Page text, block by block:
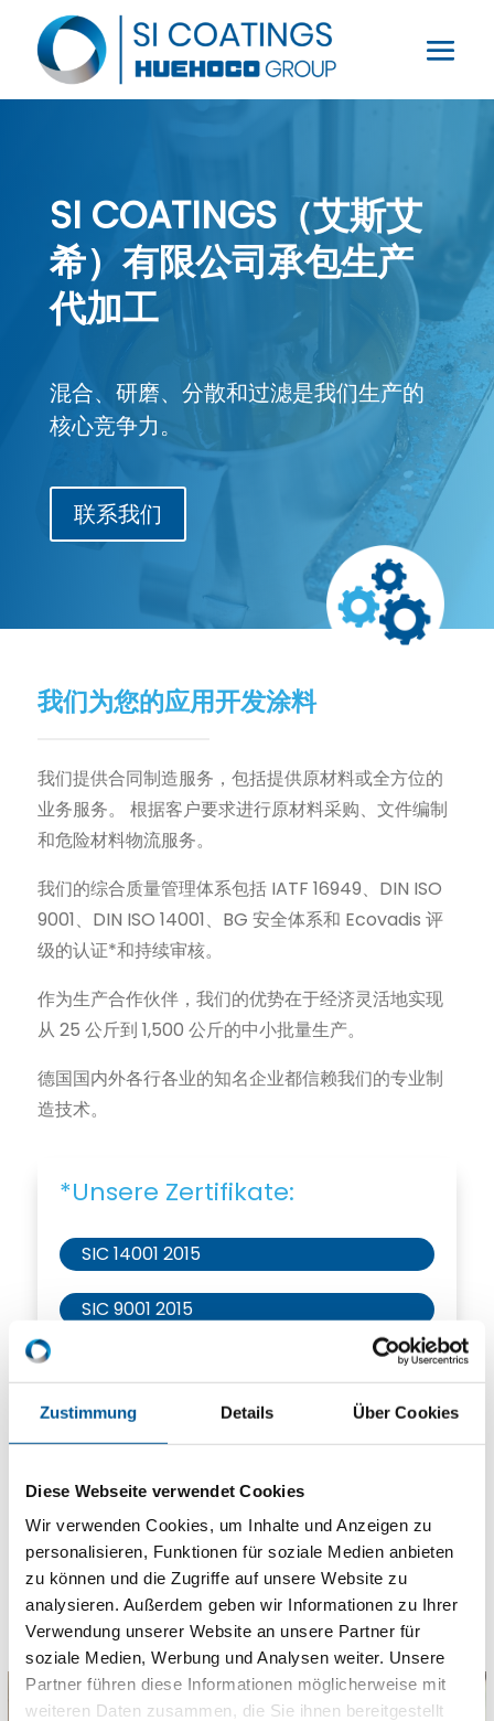
Zustimmung Details Über Cookies
Diese Webseite verwendet Cookies
Wir verwenden Cookies, um Inhalte und Anzeigen zu
personalisieren, Funktionen für soziale Medien anbieten
zu können und die Zugriffe auf unsere Website zu
analysieren. Außerdem geben wir Informationen zu Ihrer
Verwendung unserer Website an unsere Partner für
soziale Medien, Werbung und Analysen weiter. Unsere
Partner führen diese Informationen möglicherweise mit
weiteren Daten zusammen, die Sie ihnen bereitgestellt
SI COATINGS（艾斯艾
希）有限公司承包生产
代加工
混合、研磨、分散和过滤是我们生产的
核心竞争力。
联系我们
我们为您的应用开发涂料
我们提供合同制造服务，包括提供原材料或全方位的
业务服务。 根据客户要求进行原材料采购、文件编制
和危险材料物流服务。
我们的综合质量管理体系包括 IATF 16949、DIN ISO
9001、DIN ISO 14001、BG 安全体系和 Ecovadis 评
级的认证*和持续审核。
作为生产合作伙伴，我们的优势在于经济灵活地实现
从 25 公斤到 1,500 公斤的中小批量生产。
德国国内外各行各业的知名企业都信赖我们的专业制
造技术。
*Unsere Zertifikate:
SIC 14001 2015
SIC 9001 2015
SIC IATF 16949 2016
点击此处下载